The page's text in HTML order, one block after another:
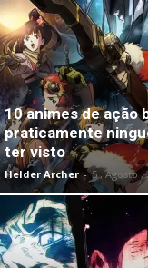
10 animes de ação
praticamente
ter visto
Helder Archer - 5 , Agosto ,